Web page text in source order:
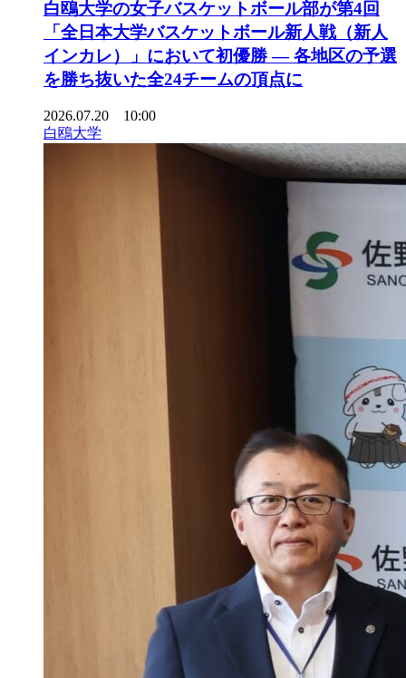
白鴎大学の女子バスケットボール部が第4回
「全日本大学バスケットボール新人戦（新人
インカレ）」において初優勝 ― 各地区の予選
を勝ち抜いた全24チームの頂点に
2026.07.20 10:00
白鴎大学